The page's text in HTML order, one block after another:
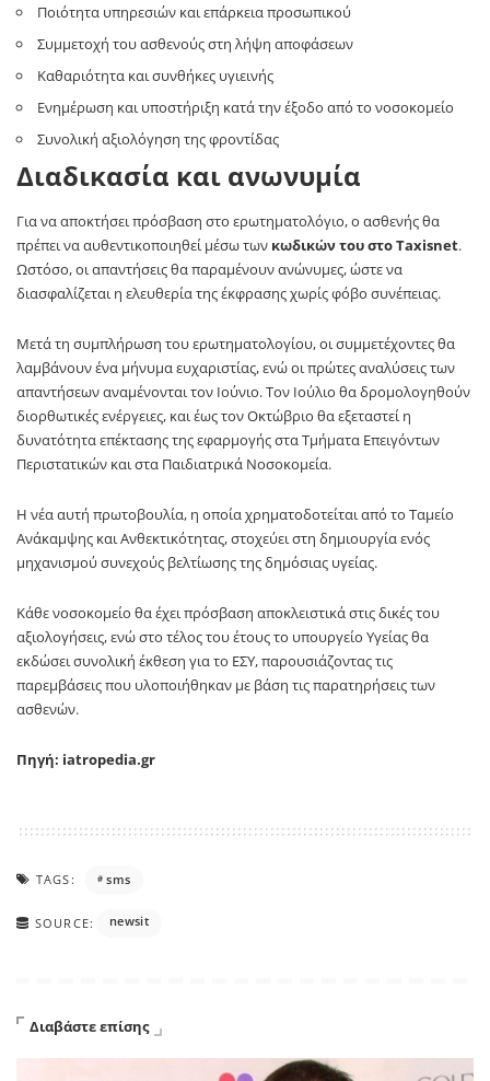
Ποιότητα υπηρεσιών και επάρκεια προσωπικού
Συμμετοχή του ασθενούς στη λήψη αποφάσεων
Καθαριότητα και συνθήκες υγιεινής
Ενημέρωση και υποστήριξη κατά την έξοδο από το νοσοκομείο
Συνολική αξιολόγηση της φροντίδας
Διαδικασία και ανωνυμία
Για να αποκτήσει πρόσβαση στο ερωτηματολόγιο, ο ασθενής θα
πρέπει να αυθεντικοποιηθεί μέσω των κωδικών του στο Taxisnet.
Ωστόσο, οι απαντήσεις θα παραμένουν ανώνυμες, ώστε να
διασφαλίζεται η ελευθερία της έκφρασης χωρίς φόβο συνέπειας.
Μετά τη συμπλήρωση του ερωτηματολογίου, οι συμμετέχοντες θα
λαμβάνουν ένα μήνυμα ευχαριστίας, ενώ οι πρώτες αναλύσεις των
απαντήσεων αναμένονται τον Ιούνιο. Τον Ιούλιο θα δρομολογηθούν
διορθωτικές ενέργειες, και έως τον Οκτώβριο θα εξεταστεί η
δυνατότητα επέκτασης της εφαρμογής στα Τμήματα Επειγόντων
Περιστατικών και στα Παιδιατρικά Νοσοκομεία.
Η νέα αυτή πρωτοβουλία, η οποία χρηματοδοτείται από το Ταμείο
Ανάκαμψης και Ανθεκτικότητας, στοχεύει στη δημιουργία ενός
μηχανισμού συνεχούς βελτίωσης της δημόσιας υγείας.
Κάθε νοσοκομείο θα έχει πρόσβαση αποκλειστικά στις δικές του
αξιολογήσεις, ενώ στο τέλος του έτους το υπουργείο Υγείας θα
εκδώσει συνολική έκθεση για το ΕΣΥ, παρουσιάζοντας τις
παρεμβάσεις που υλοποιήθηκαν με βάση τις παρατηρήσεις των
ασθενών.
Πηγή: iatropedia.gr
TAGS: sms
SOURCE: newsit
Διαβάστε επίσης